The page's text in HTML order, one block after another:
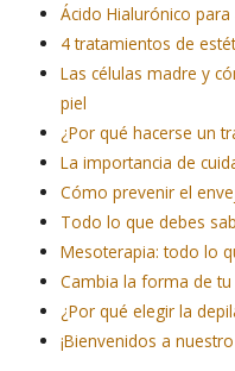
Ácido Hialurónico
4 tratamientos de
Las células madre y
piel
¿Por qué hacerse un
La importancia de
Cómo prevenir el
Todo lo que debes
Mesoterapia: todo lo
Cambia la forma de
¿Por qué elegir la
¡Bienvenidos a